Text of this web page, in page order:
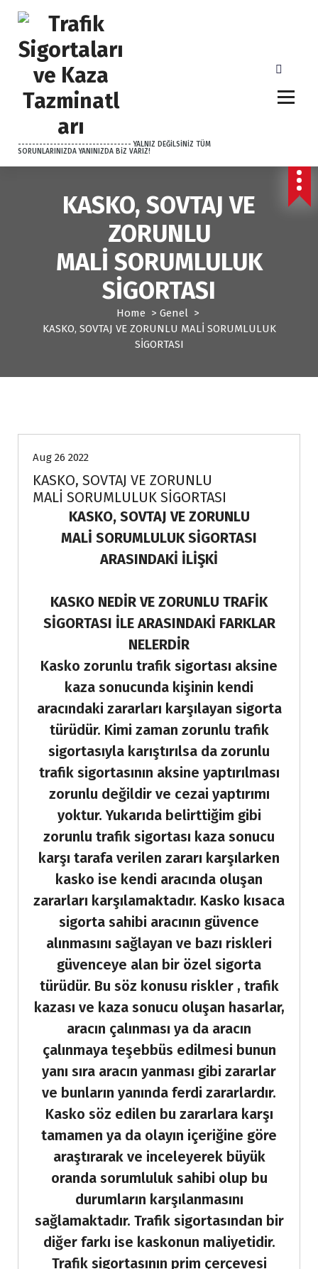
e
-------------------------------- YALNIZ DEĞİLSİNİZ TÜM
SORUNLARINIZDA YANINIZDA BİZ VARIZ!
KASKO, SOVTAJ VE
ZORUNLU
MALİ SORUMLULUK
SİGORTASI
Home > Genel>
KASKO, SOVTAJ VE ZORUNLU MALİ SORUMLULUK
SİGORTASI
Aug 26 2022
KASKO, SOVTAJ VE ZORUNLU
MALİ SORUMLULUK SİGORTASI
KASKO, SOVTAJ VE ZORUNLU
MALİ SORUMLULUK SİGORTASI
ARASINDAKİ İLİŞKİ
KASKO NEDİR VE ZORUNLU TRAFİK
SİGORTASI İLE ARASINDAKİ FARKLAR
NELERDİR
Kasko zorunlu trafik sigortası aksine
kaza sonucunda kişinin kendi
aracındaki zararları karşılayan sigorta
türüdür. Kimi zaman zorunlu trafik
sigortasıyla karıştırılsa da zorunlu
trafik sigortasının aksine yaptırılması
zorunlu değildir ve cezai yaptırımı
yoktur. Yukarıda belirttiğim gibi
zorunlu trafik sigortası kaza sonucu
karşı tarafa verilen zararı karşılarken
kasko ise kendi aracında oluşan
zararları karşılamaktadır. Kasko kısaca
sigorta sahibi aracının güvence
alınmasını sağlayan ve bazı riskleri
güvenceye alan bir özel sigorta
türüdür. Bu söz konusu riskler , trafik
kazası ve kaza sonucu oluşan hasarlar,
aracın çalınması ya da aracın
çalınmaya teşebbüs edilmesi bunun
yanı sıra aracın yanması gibi zararlar
ve bunların yanında ferdi zararlardır.
Kasko söz edilen bu zararlara karşı
tamamen ya da olayın içeriğine göre
araştırarak ve inceleyerek büyük
oranda sorumluluk sahibi olup bu
durumların karşılanmasını
sağlamaktadır. Trafik sigortasından bir
diğer farkı ise kaskonun maliyetidir.
Trafik sigortasının prim çerçevesi